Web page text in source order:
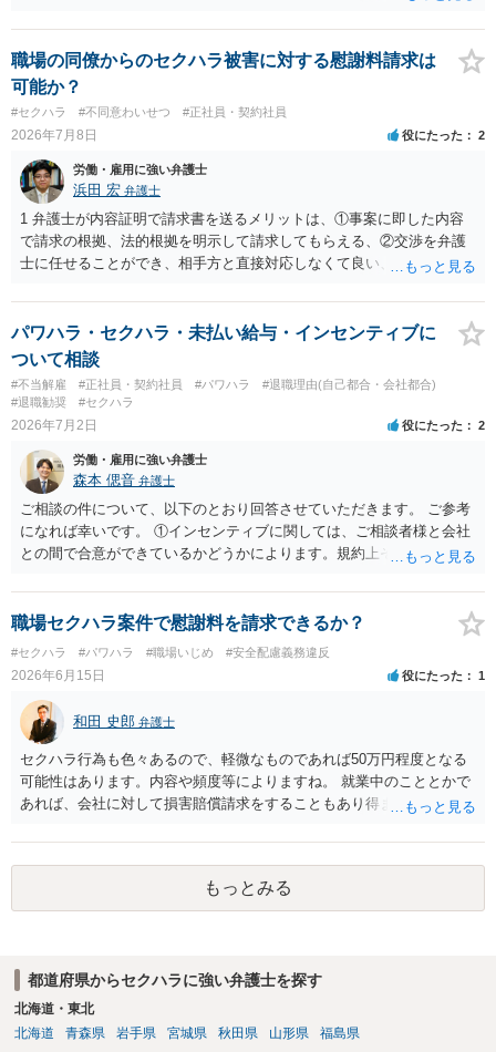
職場の同僚からのセクハラ被害に対する慰謝料請求は
可能か？
#セクハラ #不同意わいせつ #正社員・契約社員
2026年7月8日 役にたった 2
労働・雇用に強い弁護士
浜田 宏 弁護士
1 弁護士が内容証明で請求書を送るメリットは、①事案に即した内容
で請求の根拠、法的根拠を明示して請求してもらえる、②交渉を弁護
士に任せることができ、相手方と直接対応しなくて良い、というとこ
請求は可能ですが、相手が任意に払うかどうかは分かりません。 ２
民事訴訟に証拠の制限はありませんが、秘密録音はプライバシー保護
の観点から、裁判の証拠にする場合には注意が必要です(証拠排除され
る場合があります。)。 ３ 会社がどういう証拠に基づいて、誰が判断
したかわかりませんが、会社がセクハラ認定しなかったからといっ
て、裁判所も認定しないとは限りません。具体的な証拠とそれで認定
しないようにして下さい。そういう報復的なことをしなければ名誉毀
損にはなりません。反訴は貴女が加害行為をしなければ、通常は起こ
されません。 ５ 裁判をして、和解すれば和解金が入ります。 勝訴
判決を得て確定すれば、判決認容額を払ってもらいます。任意に支払
わない場合には、給与や預貯金、不動産などの財産を差押えます。
難易度によって変わります。また、現在は弁護士報酬は自由化されて
いますので、依頼する弁護士によっても費用は変わってきます。
パワハラ・セクハラ・未払い給与・インセンティブに
ついて相談
#不当解雇 #正社員・契約社員 #パワハラ
#退職理由(自己都合・会社都合)
#退職勧奨
#セクハラ
2026年7月2日 役にたった 2
労働・雇用に強い弁護士
森本 偲音 弁護士
ご相談の件について、以下のとおり回答させていただきます。 ご参考
になれば幸いです。 ①インセンティブに関しては、ご相談者様と会社
との間で合意ができているかどうかによります。規約上そのような合
は口頭でも成立しますが、裁判等で争点となった場合には録音等の証
拠がない限り立証が困難となり、請求が認められない可能性がござい
ます。 ②未払給与に関しては労務を提供しているのにもかかわらず支
払われていない場合は、契約違反となりますので請求可能かと存じま
す。 ③休日・時間外労働については、休日・時間外労働があったこと
を示す証拠があるかまずは確認する必要があるかと存じます。 ④パワ
ハラ・セクハラに関しては、具体的な言動の内容によって判断が分か
れますので、録音データやLINEでのやり取り等を確認する必要がある
かと存じます。 ⑤退職勧奨については退職する意思がないのであれば
きっぱりと断ればよく、解雇については不当な解雇である場合には解
雇無効を争うなどの対応が考えられます。 回答としては以上になりま
すが、まずは、資料一式をご持参いただき最寄りの法律事務所にご相
談するか、労働基準監督署に相談する等の対応をしていただくことが
職場セクハラ案件で慰謝料を請求できるか？
#セクハラ #パワハラ #職場いじめ #安全配慮義務違反
2026年6月15日 役にたった 1
和田 史郎 弁護士
セクハラ行為も色々あるので、軽微なものであれば50万円程度となる
可能性はあります。内容や頻度等によりますね。 就業中のこととかで
あれば、会社に対して損害賠償請求をすることもあり得ます。
もっとみる
都道府県からセクハラに強い弁護士を探す
北海道・東北
北海道
青森県 岩手県 宮城県 秋田県 山形県 福島県